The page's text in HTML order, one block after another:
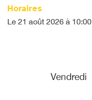
Horaires
Le 21 août 2026 à 10:00
Vendredi